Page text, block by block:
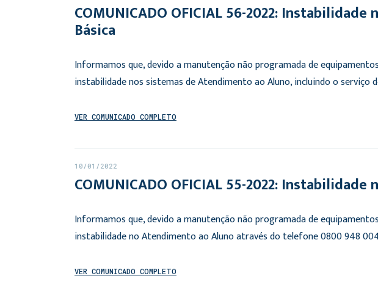
COMUNICADO OFICIAL 56-2022:
Básica
Informamos que, devido a manutenção não programada de
instabilidade nos sistemas de Atendimento ao Aluno, incluindo o
VER COMUNICADO COMPLETO
10/01/2022
COMUNICADO OFICIAL 55-2022:
Informamos que, devido a manutenção não programada de
instabilidade no Atendimento ao Aluno através do telefone 0800 948
VER COMUNICADO COMPLETO